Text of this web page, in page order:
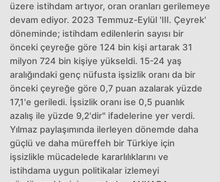
üzere istihdam artıyor, oran oranları gerilemeye
devam ediyor. 2023 Temmuz-Eylül 'III. Çeyrek'
döneminde; istihdam edilenlerin sayısı bir
önceki çeyreğe göre 124 bin kişi artarak 31
milyon 724 bin kişiye yükseldi. 15-24 yaş
aralığındaki genç nüfusta işsizlik oranı da bir
önceki çeyreğe göre 0,7 puan azalarak yüzde
17,1'e geriledi. İşsizlik oranı ise 0,5 puanlık
azalış ile yüzde 9,2'dir" ifadelerine yer verdi.
Yılmaz paylaşımında ilerleyen dönemde daha
güçlü ve daha müreffeh bir Türkiye için
işsizlikle mücadelede kararlılıklarını ve
istihdama uygun politikalar izlemeyi